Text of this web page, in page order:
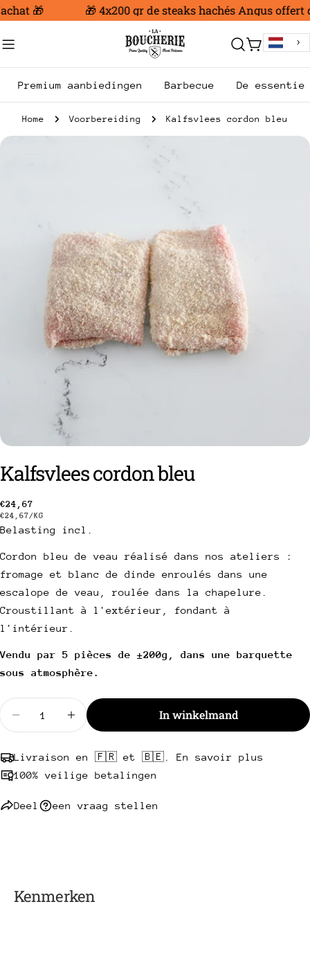
Ga
inhoud
🎁 🎁 4x200 gr de steaks hachés Angus offert
Trolley
Premium aanbiedingen Barbecue De essentie
Home Voorbereiding Kalfsvlees cordon bleu
Ga
media 0 in modale modus
Kalfsvlees cordon bleu
Gebruikelijke
prijs
€24,67
PRIJS
PER
EENHEID
€24,67/PER
KG
Belasting incl.
Cordon bleu de veau réalisé dans nos ateliers :
fromage et blanc de dinde enroulés dans une
escalope de veau, roulée dans la chapelure.
Croustillant à l'extérieur, fondant à
l'intérieur.
Vendu par 5 pièces de ±200g, dans une barquette
sous atmosphère.
Verminder hoeveelheid voor Kalfsvlees Cordon
Verhoog hoeveelheid voor Kalfsvlees
In winkelmand
Livraison en 🇫🇷 et 🇧🇪. En savoir plus
100% veilige betalingen
Deel
Deel dit product
op
op
een vraag stellen
Uw
naam
Uw
e-
Uw
telefoon
Uw
Velden met een * zijn verplicht.
Stuur een vraag
Kenmerken